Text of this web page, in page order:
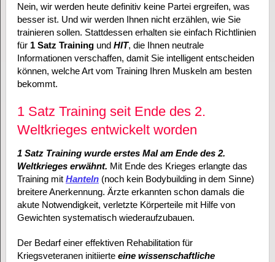
Nein, wir werden heute definitiv keine Partei ergreifen, was
besser ist. Und wir werden Ihnen nicht erzählen, wie Sie
trainieren sollen. Stattdessen erhalten sie einfach Richtlinien
für 1 Satz Trainingund HIT, die Ihnen neutrale
Informationen verschaffen, damit Sie intelligent entscheiden
können, welche Art vom Training Ihren Muskeln am besten
bekommt.
1 Satz Training seit Ende des 2.
Weltkrieges entwickelt worden
1 Satz Training wurde erstes Mal am Ende des 2.
Weltkrieges erwähnt. Mit Ende des Krieges erlangte das
Training mit Hanteln(noch kein Bodybuilding in dem Sinne)
breitere Anerkennung. Ärzte erkannten schon damals die
akute Notwendigkeit, verletzte Körperteile mit Hilfe von
Gewichten systematisch wiederaufzubauen.
Der Bedarf einer effektiven Rehabilitation für
Kriegsveteranen initiierte eine wissenschaftliche